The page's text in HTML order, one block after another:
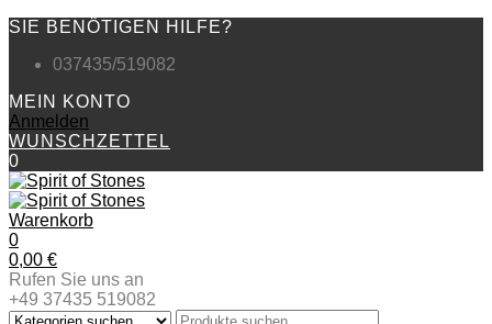
SIE BENÖTIGEN HILFE?
037435/519082
MEIN KONTO
Anmelden
WUNSCHZETTEL
0
Warenkorb
0
0,00 €
Rufen Sie uns an
+49 37435 519082